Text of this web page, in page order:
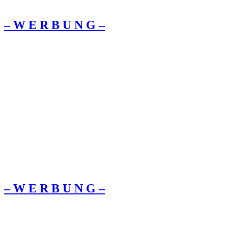
– W Ε R Β U Ν G –
– W Ε R Β U Ν G –